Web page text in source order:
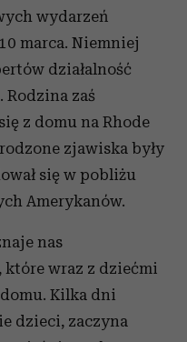
wydarzeń
marca. Niemniej
działalność
Rodzina zaś
z domu na Rhode
zjawiska były
się w pobliżu
Amerykanów.
nas
które wraz z dziećmi
Kilka dni
dzieci, zaczyna